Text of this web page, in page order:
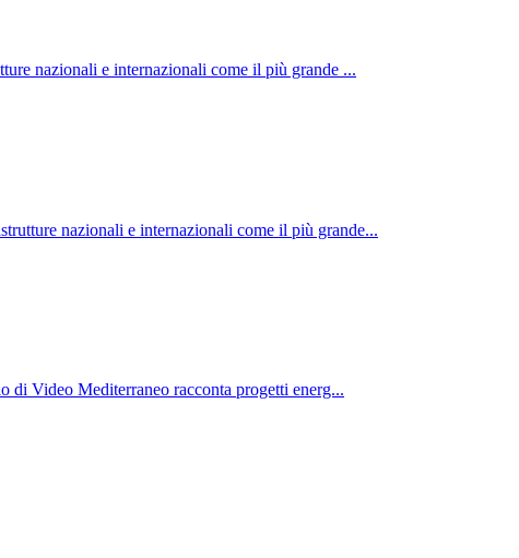
nazionali e internazionali come il più grande ...
nazionali e internazionali come il più grande...
di Video Mediterraneo racconta progetti energ...